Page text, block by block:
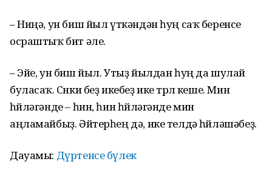
– Ниңә, ун биш йыл үткәндән һуң саҡ беренсе
осраштыҡ бит әле.
– Эйе, ун биш йыл. Утыҙ йылдан һуң да шулай
буласаҡ. Сөнки беҙ икебеҙ ике төрлө кеше. Мин
һөйләгәнде – һин, һин һөйләгәнде мин
аңламайбыҙ. Әйтерһең дә, ике телдә һөйләшәбеҙ.
Дауамы: Дүртенсе бүлек